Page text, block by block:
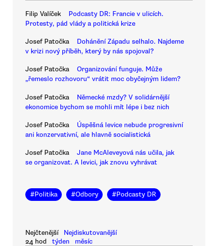
Filip Valíček
Podcasty DR: Francie v ulicích.
Protesty, pád vlády a politická krize
Josef Patočka
Dohánění Západu selhalo. Najdeme
v krizi nový příběh, který by nás spojoval?
Josef Patočka
Organizování funguje. Může
„řemeslo rozhovoru“ vrátit moc obyčejným lidem?
Josef Patočka
Německé mzdy? V solidárnější
ekonomice bychom se mohli mít lépe i bez nich
Josef Patočka
Úspěšná levice nebude progresivní
ani konzervativní, ale hlavně socialistická
Josef Patočka
Jane McAleveyová nás učila, jak
se organizovat. A levici, jak znovu vyhrávat
#Politika #Odbory #Podcasty DR
Nejčtenější
Nejdiskutovanější
24 hod
týden měsíc